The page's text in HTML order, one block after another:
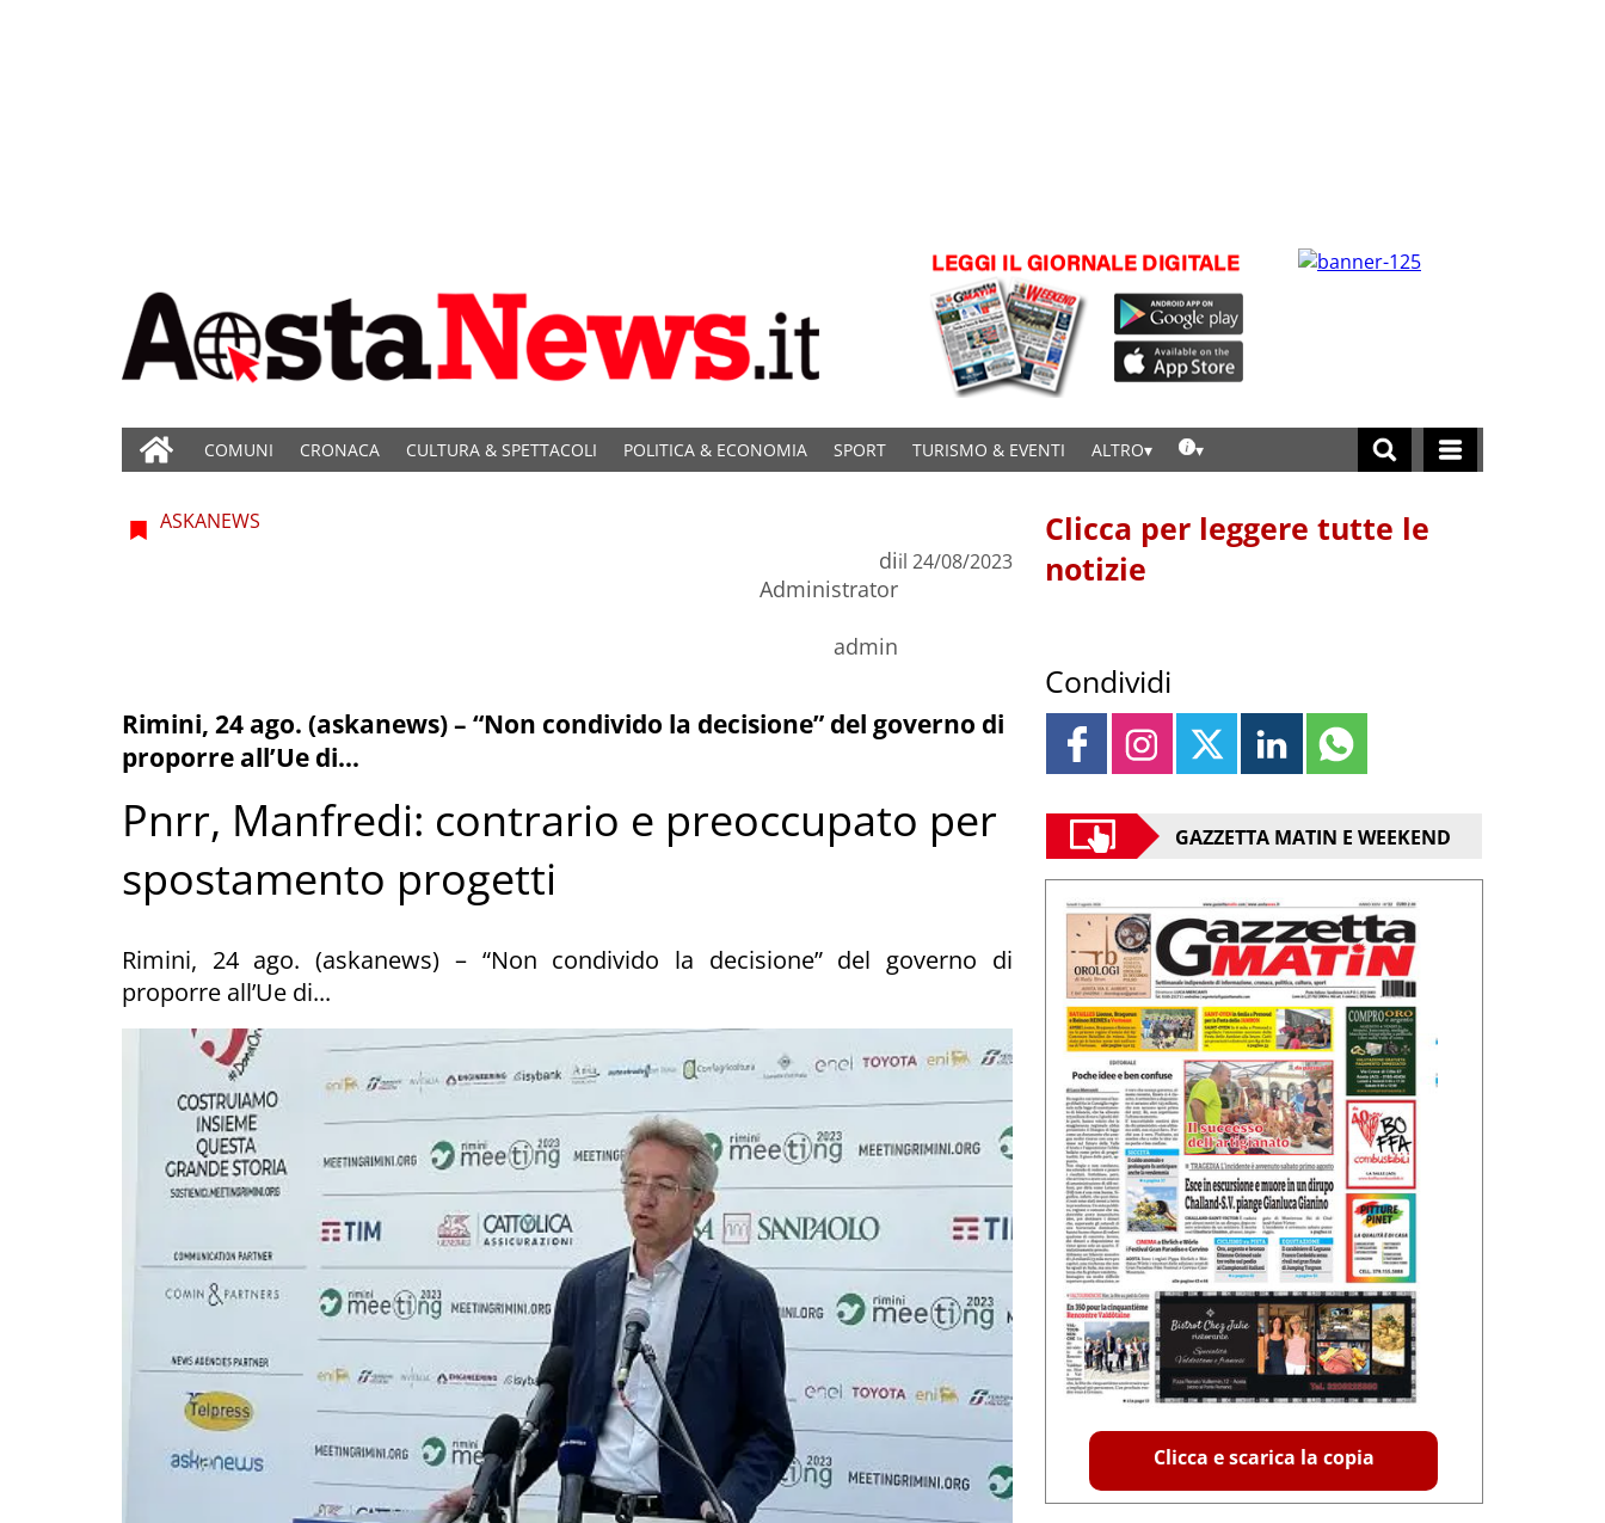
COMUNI CRONACA CULTURA & SPETTACOLI POLITICA & ECONOMIA SPORT TURISMO & EVENTI ALTRO
ASKANEWS
di
Administrator
admin
il 24/08/2023
Rimini, 24 ago. (askanews) – “Non condivido la decisione” del governo di
proporre all’Ue di...
Pnrr, Manfredi: contrario e preoccupato per
spostamento progetti
Rimini, 24 ago. (askanews) – “Non condivido la decisione” del governo di
proporre all’Ue di...
Clicca per leggere tutte le
notizie
Condividi
GAZZETTA MATIN E WEEKEND
Clicca e scarica la copia